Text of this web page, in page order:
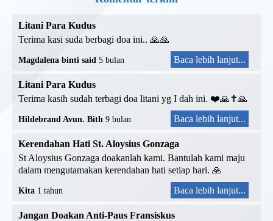
Litani Para Kudus
Terima kasi suda berbagi doa ini.. 🙏🙏
Magdalena binti said 5 bulan Baca lebih lanjut...
Litani Para Kudus
Terima kasih sudah terbagi doa litani yg I dah ini. ❤️🙏✝️🙏
Hildebrand Avun. Bith 9 bulan Baca lebih lanjut...
Kerendahan Hati St. Aloysius Gonzaga
St Aloysius Gonzaga doakanlah kami. Bantulah kami maju
dalam mengutamakan kerendahan hati setiap hari. 🙏
Kita 1 tahun Baca lebih lanjut...
Jangan Doakan Anti-Paus Fransiskus